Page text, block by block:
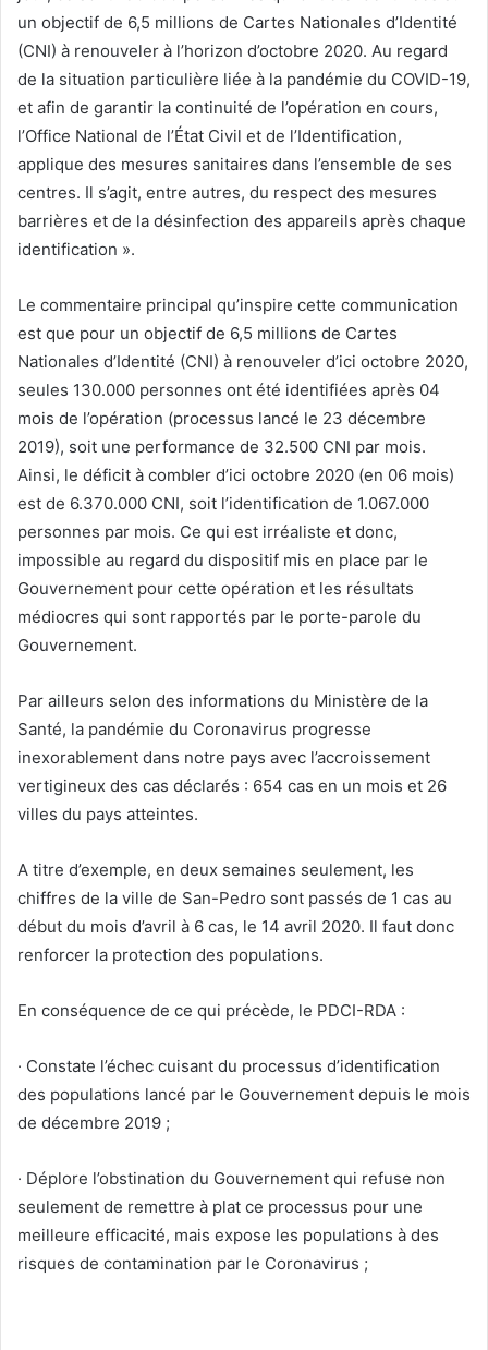
un objectif de 6,5 millions de Cartes Nationales d’Identité
(CNI) à renouveler à l’horizon d’octobre 2020. Au regard
de la situation particulière liée à la pandémie du COVID-19,
et afin de garantir la continuité de l’opération en cours,
l’Office National de l’État Civil et de l’Identification,
applique des mesures sanitaires dans l’ensemble de ses
centres. Il s’agit, entre autres, du respect des mesures
barrières et de la désinfection des appareils après chaque
identification ».
Le commentaire principal qu’inspire cette communication
est que pour un objectif de 6,5 millions de Cartes
Nationales d’Identité (CNI) à renouveler d’ici octobre 2020,
seules 130.000 personnes ont été identifiées après 04
mois de l’opération (processus lancé le 23 décembre
2019), soit une performance de 32.500 CNI par mois.
Ainsi, le déficit à combler d’ici octobre 2020 (en 06 mois)
est de 6.370.000 CNI, soit l’identification de 1.067.000
personnes par mois. Ce qui est irréaliste et donc,
impossible au regard du dispositif mis en place par le
Gouvernement pour cette opération et les résultats
médiocres qui sont rapportés par le porte-parole du
Gouvernement.
Par ailleurs selon des informations du Ministère de la
Santé, la pandémie du Coronavirus progresse
inexorablement dans notre pays avec l’accroissement
vertigineux des cas déclarés : 654 cas en un mois et 26
villes du pays atteintes.
A titre d’exemple, en deux semaines seulement, les
chiffres de la ville de San-Pedro sont passés de 1 cas au
début du mois d’avril à 6 cas, le 14 avril 2020. Il faut donc
renforcer la protection des populations.
En conséquence de ce qui précède, le PDCI-RDA :
· Constate l’échec cuisant du processus d’identification
des populations lancé par le Gouvernement depuis le mois
de décembre 2019 ;
· Déplore l’obstination du Gouvernement qui refuse non
seulement de remettre à plat ce processus pour une
meilleure efficacité, mais expose les populations à des
risques de contamination par le Coronavirus ;